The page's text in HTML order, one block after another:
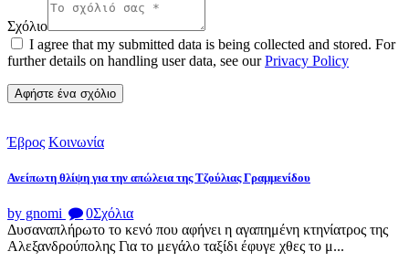
Σχόλιο
I agree that my submitted data is being collected and stored. For
further details on handling user data, see ourPrivacy Policy
Έβρος Κοινωνία
Ανείπωτη θλίψη για την απώλεια της Τζούλιας Γραμμενίδου
by gnomi 0Σχόλια
Δυσαναπλήρωτο το κενό που αφήνει η αγαπημένη κτηνίατρος της
Αλεξανδρούπολης Για το μεγάλο ταξίδι έφυγε χθες το μ...